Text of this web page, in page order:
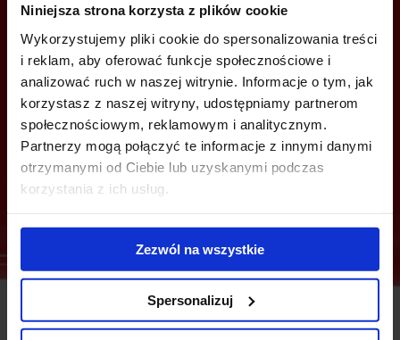
Niniejsza strona korzysta z plików cookie
Wykorzystujemy pliki cookie do spersonalizowania treści
i reklam, aby oferować funkcje społecznościowe i
analizować ruch w naszej witrynie. Informacje o tym, jak
korzystasz z naszej witryny, udostępniamy partnerom
społecznościowym, reklamowym i analitycznym.
Partnerzy mogą połączyć te informacje z innymi danymi
otrzymanymi od Ciebie lub uzyskanymi podczas
korzystania z ich usług.
Zezwól na wszystkie
Spersonalizuj
radoslaw.krajewski@jll.com
Julia Jaskulska
+48 538 600 651
julia.jaskulska@jll.com